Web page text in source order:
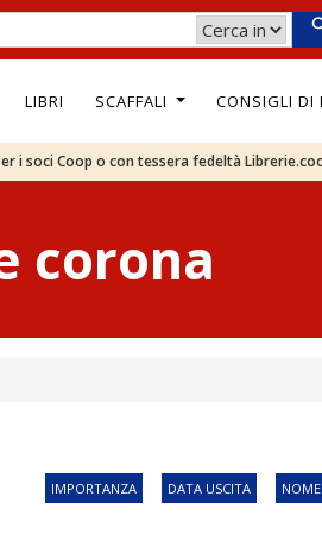
LIBRI SCAFFALI CONSIGLI DI
i soci Coop o con tessera fedeltà
corona
IMPORTANZA DATA USCITA